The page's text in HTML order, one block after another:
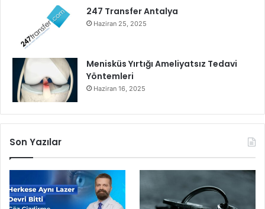
v
o
r
u
”
247 Transfer Antalya
Haziran 25, 2025
Menisküs Yırtığı Ameliyatsız Tedavi
Yöntemleri
Haziran 16, 2025
Son Yazılar